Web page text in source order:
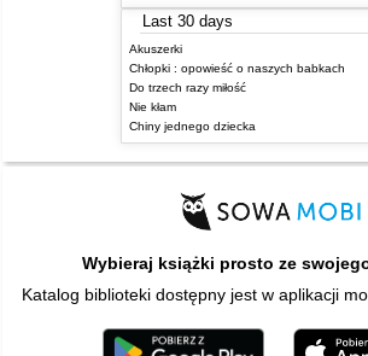
Last 30 days
Akuszerki
Chłopki : opowieść o naszych babkach
Do trzech razy miłość
Nie kłam
Chiny jednego dziecka
Wybieraj książki prosto ze
Katalog biblioteki dostępny jest w aplikacji